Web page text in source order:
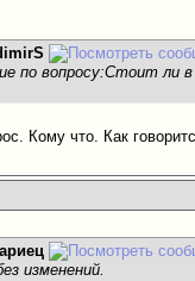
по вопросу:Стоит ли
Кому что. Как
изменений.